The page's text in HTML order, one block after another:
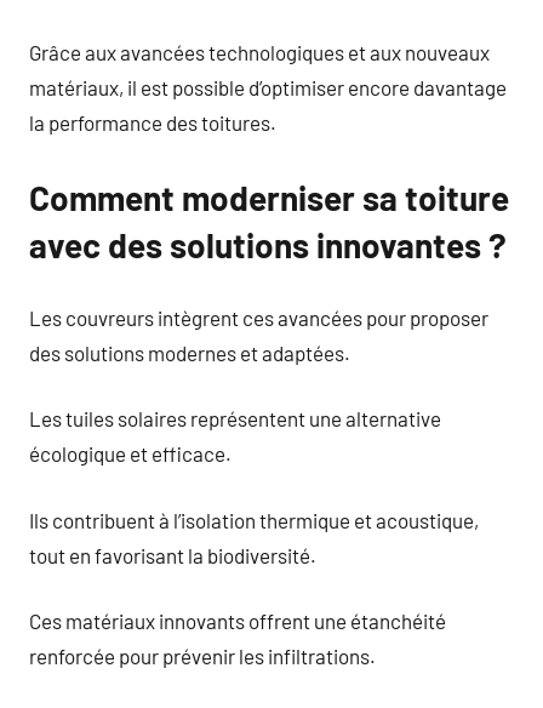
Grâce aux avancées technologiques et aux nouveaux
matériaux, il est possible d’optimiser encore davantage
la performance des toitures.
Comment moderniser sa toiture
avec des solutions innovantes ?
Les couvreurs intègrent ces avancées pour proposer
des solutions modernes et adaptées.
Les tuiles solaires représentent une alternative
écologique et efficace.
Ils contribuent à l’isolation thermique et acoustique,
tout en favorisant la biodiversité.
Ces matériaux innovants offrent une étanchéité
renforcée pour prévenir les infiltrations.